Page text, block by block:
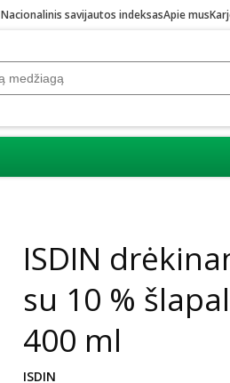
Nacionalinis savijautos indeksasApie mus
ISDIN
su 10 %
400 ml
ISDIN